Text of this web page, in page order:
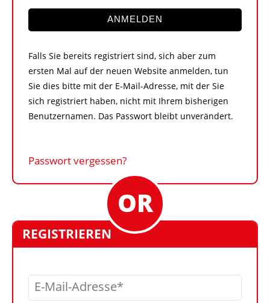
KONTAKT
ANMELDEN
Falls Sie bereits registriert sind, sich aber zum
ersten Mal auf der neuen Website anmelden, tun
Sie dies bitte mit der E-Mail-Adresse, mit der Sie
sich registriert haben, nicht mit Ihrem bisherigen
Benutzernamen. Das Passwort bleibt unverändert.
Passwort vergessen?
REGISTRIEREN
E-Mail-Adresse